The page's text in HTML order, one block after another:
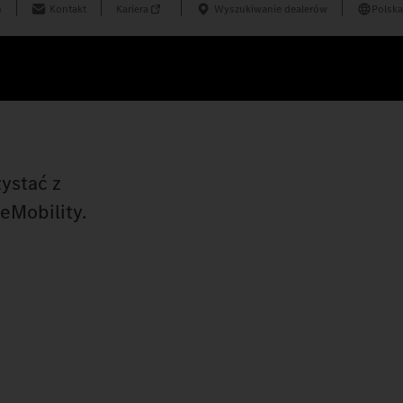
Kontakt Kariera Wyszukiwanie dealerów Polska
z